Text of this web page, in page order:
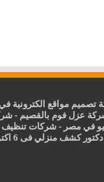
تصميم مواقع الكترونية
عزل فوم بالقصيم -
في مصر -شركات تنظيف
دكتور كشف منزلي فى 6 اكتوبر